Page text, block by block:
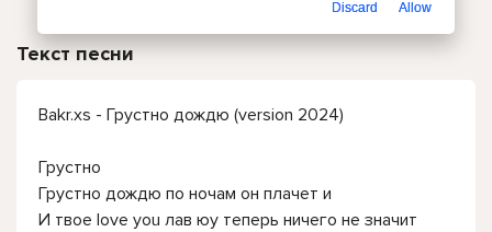
Текст песни
Bakr.xs - Грустно дождю (version 2024)
Грустно
Грустно дождю по ночам он плачет и
И твое love you лав юу теперь ничего не значит
Discard Allow